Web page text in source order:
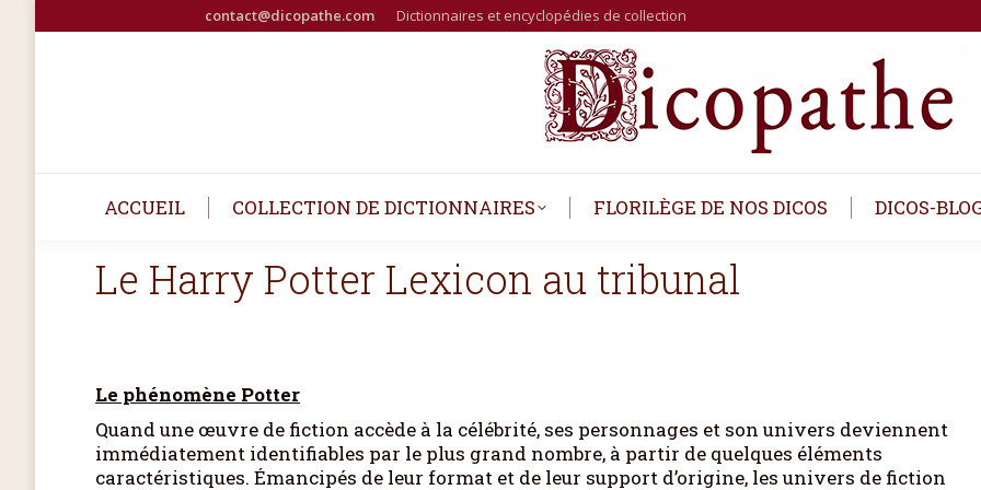
contact@dicopathe.com Dictionnaires et encyclopédies de collection
ACCUEIL COLLECTION DE DICTIONNAIRES FLORILÈGE DE NOS DICOS DICOS-
Le Harry Potter Lexicon au tribunal
Le phénomène Potter
Quand une œuvre de fiction accède à la célébrité, ses personnages et son univers deviennent
immédiatement identifiables par le plus grand nombre, à partir de quelques éléments
caractéristiques. Émancipés de leur format et de leur support d’origine, les univers de fiction